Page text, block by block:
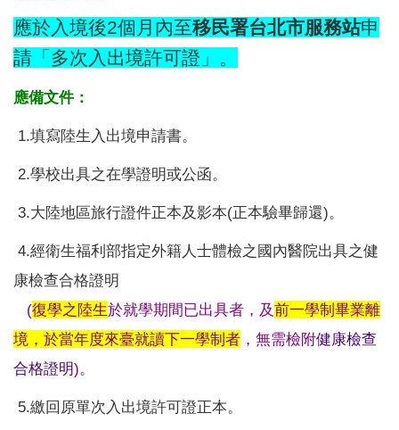
應於入境後2個月內至移民署台北市服務站申
請「多次入出境許可證」。
應備文件：
1.填寫陸生入出境申請書。
2.學校出具之在學證明或公函。
3.大陸地區旅行證件正本及影本(正本驗畢歸還)。
4.經衛生福利部指定外籍人士體檢之國內醫院出具之健
康檢查合格證明
(復學之陸生於就學期間已出具者，及前一學制畢業離
境，於當年度來臺就讀下一學制者 ，無需檢附健康檢查
合格證明)。
5.繳回原單次入出境許可證正本。